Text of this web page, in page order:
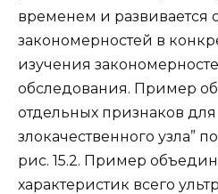
временем и развивается
закономерностей в
изучения
обследования. Пример
отдельных признаков
злокачественного узла”
рис. 15.2. Пример
характеристик всего